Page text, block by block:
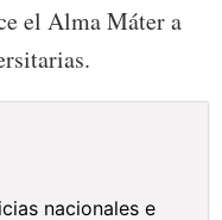
el Alma Máter a
nacionales e